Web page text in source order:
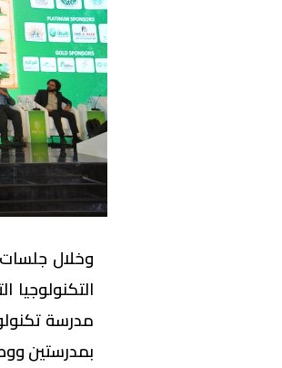
وخلال
مدرسة
بمدرستين ووصلت حاليا إلى